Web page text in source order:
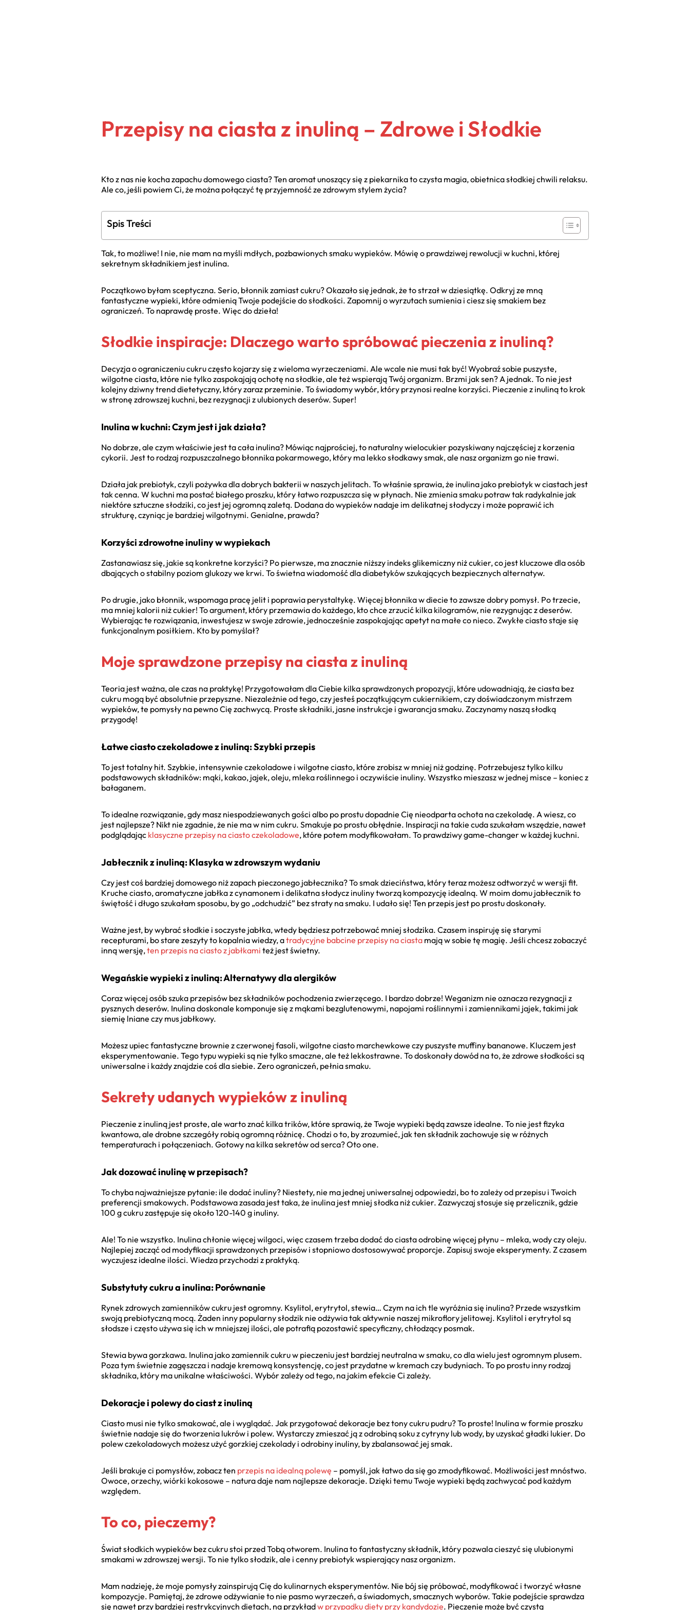
Przepisy na ciasta z inuliną – Zdrowe i Słodkie
Kto z nas nie kocha zapachu domowego ciasta? Ten aromat unoszący się z piekarnika to czysta magia, obietnica słodkiej chwili relaksu.
Ale co, jeśli powiem Ci, że można połączyć tę przyjemność ze zdrowym stylem życia?
Spis Treści
Tak, to możliwe! I nie, nie mam na myśli mdłych, pozbawionych smaku wypieków. Mówię o prawdziwej rewolucji w kuchni, której
sekretnym składnikiem jest inulina.
Początkowo byłam sceptyczna. Serio, błonnik zamiast cukru? Okazało się jednak, że to strzał w dziesiątkę. Odkryj ze mną
fantastyczne wypieki, które odmienią Twoje podejście do słodkości. Zapomnij o wyrzutach sumienia i ciesz się smakiem bez
ograniczeń. To naprawdę proste. Więc do dzieła!
Słodkie inspiracje: Dlaczego warto spróbować pieczenia z inuliną?
Decyzja o ograniczeniu cukru często kojarzy się z wieloma wyrzeczeniami. Ale wcale nie musi tak być! Wyobraź sobie puszyste,
wilgotne ciasta, które nie tylko zaspokajają ochotę na słodkie, ale też wspierają Twój organizm. Brzmi jak sen? A jednak. To nie jest
kolejny dziwny trend dietetyczny, który zaraz przeminie. To świadomy wybór, który przynosi realne korzyści. Pieczenie z inuliną to krok
w stronę zdrowszej kuchni, bez rezygnacji z ulubionych deserów. Super!
Inulina w kuchni: Czym jest i jak działa?
No dobrze, ale czym właściwie jest ta cała inulina? Mówiąc najprościej, to naturalny wielocukier pozyskiwany najczęściej z korzenia
cykorii. Jest to rodzaj rozpuszczalnego błonnika pokarmowego, który ma lekko słodkawy smak, ale nasz organizm go nie trawi.
Działa jak prebiotyk, czyli pożywka dla dobrych bakterii w naszych jelitach. To właśnie sprawia, że inulina jako prebiotyk w ciastach jest
tak cenna. W kuchni ma postać białego proszku, który łatwo rozpuszcza się w płynach. Nie zmienia smaku potraw tak radykalnie jak
niektóre sztuczne słodziki, co jest jej ogromną zaletą. Dodana do wypieków nadaje im delikatnej słodyczy i może poprawić ich
strukturę, czyniąc je bardziej wilgotnymi. Genialne, prawda?
Korzyści zdrowotne inuliny w wypiekach
Zastanawiasz się, jakie są konkretne korzyści? Po pierwsze, ma znacznie niższy indeks glikemiczny niż cukier, co jest kluczowe dla osób
dbających o stabilny poziom glukozy we krwi. To świetna wiadomość dla diabetyków szukających bezpiecznych alternatyw.
Po drugie, jako błonnik, wspomaga pracę jelit i poprawia perystaltykę. Więcej błonnika w diecie to zawsze dobry pomysł. Po trzecie,
ma mniej kalorii niż cukier! To argument, który przemawia do każdego, kto chce zrzucić kilka kilogramów, nie rezygnując z deserów.
Wybierając te rozwiązania, inwestujesz w swoje zdrowie, jednocześnie zaspokajając apetyt na małe co nieco. Zwykłe ciasto staje się
funkcjonalnym posiłkiem. Kto by pomyślał?
Moje sprawdzone przepisy na ciasta z inuliną
Teoria jest ważna, ale czas na praktykę! Przygotowałam dla Ciebie kilka sprawdzonych propozycji, które udowadniają, że ciasta bez
cukru mogą być absolutnie przepyszne. Niezależnie od tego, czy jesteś początkującym cukiernikiem, czy doświadczonym mistrzem
wypieków, te pomysły na pewno Cię zachwycą. Proste składniki, jasne instrukcje i gwarancja smaku. Zaczynamy naszą słodką
przygodę!
Łatwe ciasto czekoladowe z inuliną: Szybki przepis
To jest totalny hit. Szybkie, intensywnie czekoladowe i wilgotne ciasto, które zrobisz w mniej niż godzinę. Potrzebujesz tylko kilku
podstawowych składników: mąki, kakao, jajek, oleju, mleka roślinnego i oczywiście inuliny. Wszystko mieszasz w jednej misce – koniec z
bałaganem.
To idealne rozwiązanie, gdy masz niespodziewanych gości albo po prostu dopadnie Cię nieodparta ochota na czekoladę. A wiesz, co
jest najlepsze? Nikt nie zgadnie, że nie ma w nim cukru. Smakuje po prostu obłędnie. Inspiracji na takie cuda szukałam wszędzie, nawet
podglądając klasyczne przepisy na ciasto czekoladowe, które potem modyfikowałam. To prawdziwy game-changer w każdej kuchni.
Jabłecznik z inuliną: Klasyka w zdrowszym wydaniu
Czy jest coś bardziej domowego niż zapach pieczonego jabłecznika? To smak dzieciństwa, który teraz możesz odtworzyć w wersji fit.
Kruche ciasto, aromatyczne jabłka z cynamonem i delikatna słodycz inuliny tworzą kompozycję idealną. W moim domu jabłecznik to
świętość i długo szukałam sposobu, by go „odchudzić” bez straty na smaku. I udało się! Ten przepis jest po prostu doskonały.
Ważne jest, by wybrać słodkie i soczyste jabłka, wtedy będziesz potrzebować mniej słodzika. Czasem inspiruję się starymi
recepturami, bo stare zeszyty to kopalnia wiedzy, atradycyjne babcine przepisy na ciasta mają w sobie tę magię. Jeśli chcesz zobaczyć
inną wersję,ten przepis na ciasto z jabłkami też jest świetny.
Wegańskie wypieki z inuliną: Alternatywy dla alergików
Coraz więcej osób szuka przepisów bez składników pochodzenia zwierzęcego. I bardzo dobrze! Weganizm nie oznacza rezygnacji z
pysznych deserów. Inulina doskonale komponuje się z mąkami bezglutenowymi, napojami roślinnymi i zamiennikami jajek, takimi jak
siemię lniane czy mus jabłkowy.
Możesz upiec fantastyczne brownie z czerwonej fasoli, wilgotne ciasto marchewkowe czy puszyste muffiny bananowe. Kluczem jest
eksperymentowanie. Tego typu wypieki są nie tylko smaczne, ale też lekkostrawne. To doskonały dowód na to, że zdrowe słodkości są
uniwersalne i każdy znajdzie coś dla siebie. Zero ograniczeń, pełnia smaku.
Sekrety udanych wypieków z inuliną
Pieczenie z inuliną jest proste, ale warto znać kilka trików, które sprawią, że Twoje wypieki będą zawsze idealne. To nie jest fizyka
kwantowa, ale drobne szczegóły robią ogromną różnicę. Chodzi o to, by zrozumieć, jak ten składnik zachowuje się w różnych
temperaturach i połączeniach. Gotowy na kilka sekretów od serca? Oto one.
Jak dozować inulinę w przepisach?
To chyba najważniejsze pytanie: ile dodać inuliny? Niestety, nie ma jednej uniwersalnej odpowiedzi, bo to zależy od przepisu i Twoich
preferencji smakowych. Podstawowa zasada jest taka, że inulina jest mniej słodka niż cukier. Zazwyczaj stosuje się przelicznik, gdzie
100 g cukru zastępuje się około 120-140 g inuliny.
Ale! To nie wszystko. Inulina chłonie więcej wilgoci, więc czasem trzeba dodać do ciasta odrobinę więcej płynu – mleka, wody czy oleju.
Najlepiej zacząć od modyfikacji sprawdzonych przepisów i stopniowo dostosowywać proporcje. Zapisuj swoje eksperymenty. Z czasem
wyczujesz idealne ilości. Wiedza przychodzi z praktyką.
Substytuty cukru a inulina: Porównanie
Rynek zdrowych zamienników cukru jest ogromny. Ksylitol, erytrytol, stewia… Czym na ich tle wyróżnia się inulina? Przede wszystkim
swoją prebiotyczną mocą. Żaden inny popularny słodzik nie odżywia tak aktywnie naszej mikroflory jelitowej. Ksylitol i erytrytol są
słodsze i często używa się ich w mniejszej ilości, ale potrafią pozostawić specyficzny, chłodzący posmak.
Stewia bywa gorzkawa. Inulina jako zamiennik cukru w pieczeniu jest bardziej neutralna w smaku, co dla wielu jest ogromnym plusem.
Poza tym świetnie zagęszcza i nadaje kremową konsystencję, co jest przydatne w kremach czy budyniach. To po prostu inny rodzaj
składnika, który ma unikalne właściwości. Wybór zależy od tego, na jakim efekcie Ci zależy.
Dekoracje i polewy do ciast z inuliną
Ciasto musi nie tylko smakować, ale i wyglądać. Jak przygotować dekoracje bez tony cukru pudru? To proste! Inulina w formie proszku
świetnie nadaje się do tworzenia lukrów i polew. Wystarczy zmieszać ją z odrobiną soku z cytryny lub wody, by uzyskać gładki lukier. Do
polew czekoladowych możesz użyć gorzkiej czekolady i odrobiny inuliny, by zbalansować jej smak.
Jeśli brakuje ci pomysłów, zobacz ten przepis na idealną polewę – pomyśl, jak łatwo da się go zmodyfikować. Możliwości jest mnóstwo.
Owoce, orzechy, wiórki kokosowe – natura daje nam najlepsze dekoracje. Dzięki temu Twoje wypieki będą zachwycać pod każdym
względem.
To co, pieczemy?
Świat słodkich wypieków bez cukru stoi przed Tobą otworem. Inulina to fantastyczny składnik, który pozwala cieszyć się ulubionymi
smakami w zdrowszej wersji. To nie tylko słodzik, ale i cenny prebiotyk wspierający nasz organizm.
Mam nadzieję, że moje pomysły zainspirują Cię do kulinarnych eksperymentów. Nie bój się próbować, modyfikować i tworzyć własne
kompozycje. Pamiętaj, że zdrowe odżywianie to nie pasmo wyrzeczeń, a świadomych, smacznych wyborów. Takie podejście sprawdza
się nawet przy bardziej restrykcyjnych dietach, na przykładw przypadku diety przy kandydozie. Pieczenie może być czystą